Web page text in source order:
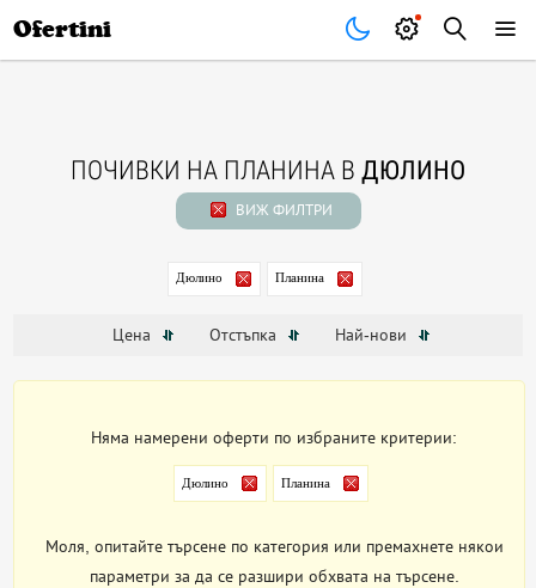
Ofertini
ПОЧИВКИ НА ПЛАНИНА В ДЮЛИНО
ВИЖ ФИЛТРИ
Дюлино Планина
Цена Отстъпка Най-нови
Няма намерени оферти по избраните критерии:
Дюлино Планина
Моля, опитайте търсене по категория или премахнете някои
параметри за да се разшири обхвата на търсене.